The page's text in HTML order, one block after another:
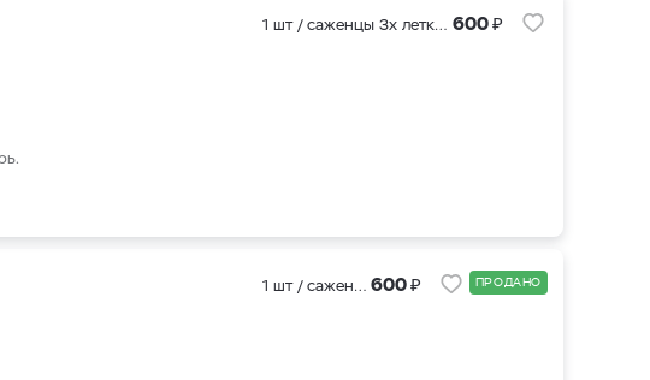
1 шт / саженцы 3х летки (ЗКС ) 600₽
1 шт / саженцы 3х летки (ЗКС ) 600₽ ПРОДАНО